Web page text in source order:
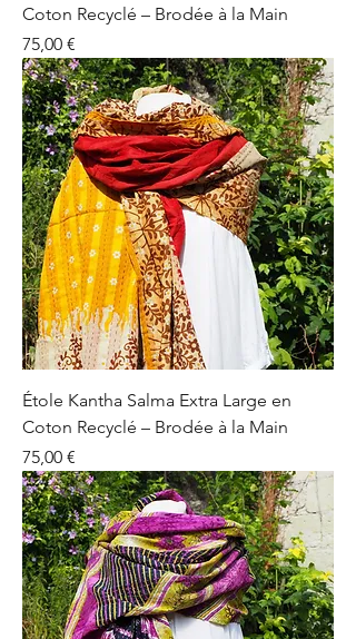
Coton Recyclé – Brodée à la Main
Prix
75,00 €
Étole Kantha Salma Extra Large en
Coton Recyclé – Brodée à la Main
Prix
75,00 €